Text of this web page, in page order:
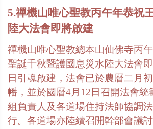
5.禪機山唯心聖教丙午年恭祝
陸大法會即將啟建
禪機山唯心聖教總本山仙佛寺丙
聖誕千秋暨護國息災水陸大法會
日引魂啟建，法會已於農曆二月
幡，並於國曆4月 12 日召開法會統
組負責人及各道場住持法師協調
行。各道場亦陸續召開幹部會議